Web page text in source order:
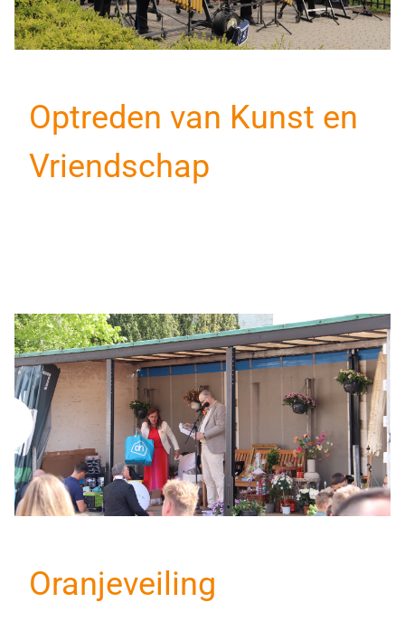
Optreden van Kunst en
Vriendschap
Oranjeveiling